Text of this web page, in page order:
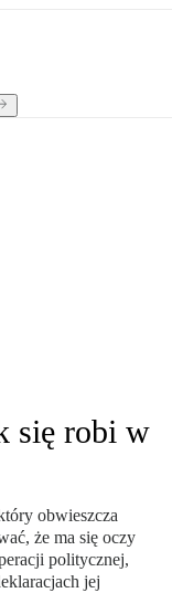
się robi w
obwieszcza
że ma się oczy
politycznej,
jej